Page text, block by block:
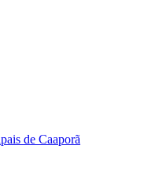
de Caaporã